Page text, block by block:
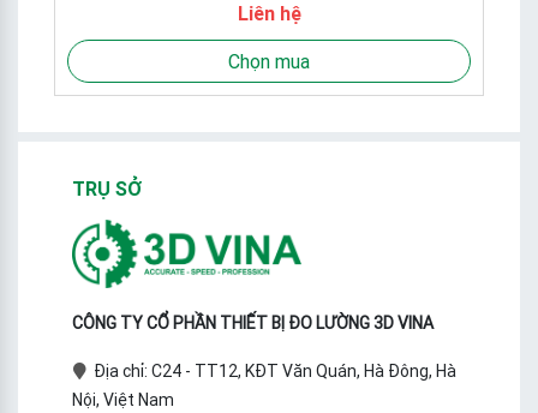
Liên hệ
Chọn mua
TRỤ SỞ
CÔNG TY CỔ PHẦN THIẾT BỊ ĐO LƯỜNG 3D VINA
Địa chỉ: C24 - TT12, KĐT Văn Quán, Hà Đông, Hà
Nội, Việt Nam